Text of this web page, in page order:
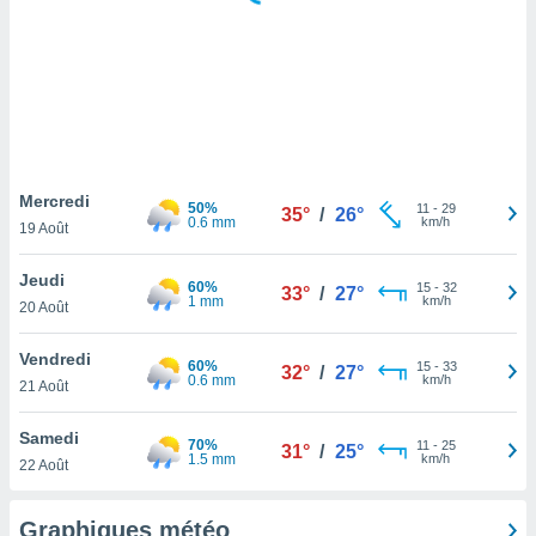
notre
que
et que
Mercredi
19 Août
50%
0.6 mm
35° / 26° 11 - 29
km/h
Jeudi
20 Août
60%
1 mm
33° / 27° 15- 32
km/h
Vendredi
21 Août
60%
0.6 mm
32° / 27° 15- 33
km/h
Samedi
22 Août
70%
1.5 mm
31° / 25° 11 - 25
km/h
Graphiques météo